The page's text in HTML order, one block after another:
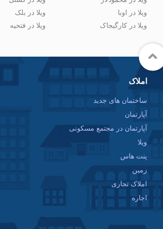
ویلا در اوبا
ویلا در کارگیجاک
ویلا در بلک
ویلا در فتحیه
املاک
ساختمان های جدید
آپارتمان
آپارتمان در مجتمع مسکونی
ویلا
پنت هاس
زمین
املاک تجاری
اجاره